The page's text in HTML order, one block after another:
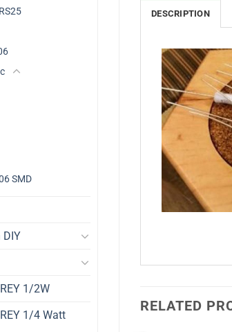
DESCRIPTION
RELATED
SMD
DIY
1/2W
1/4 Watt